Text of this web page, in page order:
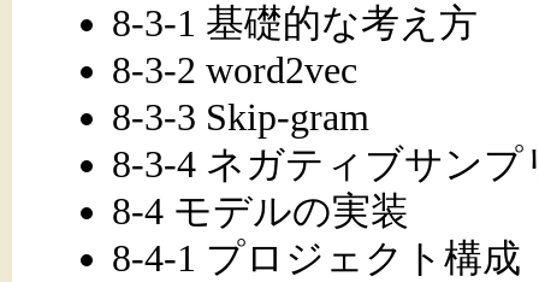
8-3-1 基礎的な考え方
8-3-2 word2vec
8-3-3 Skip-gram
8-3-4 ネガティブサン
8-4 モデルの実装
8-4-1 プロジェクト構成